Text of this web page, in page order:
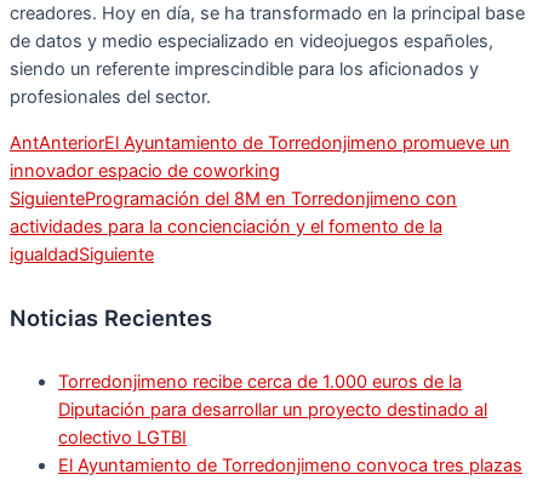
creadores. Hoy en día, se ha transformado en la principal base
de datos y medio especializado en videojuegos españoles,
siendo un referente imprescindible para los aficionados y
profesionales del sector.
AntAnteriorEl Ayuntamiento de Torredonjimeno promueve un
innovador espacio de coworking
SiguienteProgramación del 8M en Torredonjimeno con
actividades para la concienciación y el fomento de la
igualdadSiguiente
Noticias Recientes
Torredonjimeno recibe cerca de 1.000 euros de la
Diputación para desarrollar un proyecto destinado al
colectivo LGTBI
El Ayuntamiento de Torredonjimeno convoca tres plazas